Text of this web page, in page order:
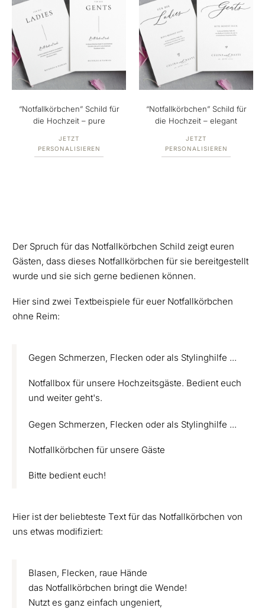
“Notfallkörbchen” Schild für
die Hochzeit – pure
JETZT
PERSONALISIEREN
“Notfallkörbchen” Schild für
die Hochzeit – elegant
JETZT
PERSONALISIEREN
Der Spruch für das Notfallkörbchen Schild zeigt euren
Gästen, dass dieses Notfallkörbchen für sie bereitgestellt
wurde und sie sich gerne bedienen können.
Hier sind zwei Textbeispiele für euer Notfallkörbchen
ohne Reim:
Gegen Schmerzen, Flecken oder als Stylinghilfe ...
Notfallbox für unsere Hochzeitsgäste. Bedient euch
und weiter geht's.
Gegen Schmerzen, Flecken oder als Stylinghilfe ...
Notfallkörbchen für unsere Gäste
Bitte bedient euch!
Hier ist der beliebteste Text für das Notfallkörbchen von
uns etwas modifiziert:
Blasen, Flecken, raue Hände
das Notfallkörbchen bringt die Wende!
Nutzt es ganz einfach ungeniert,